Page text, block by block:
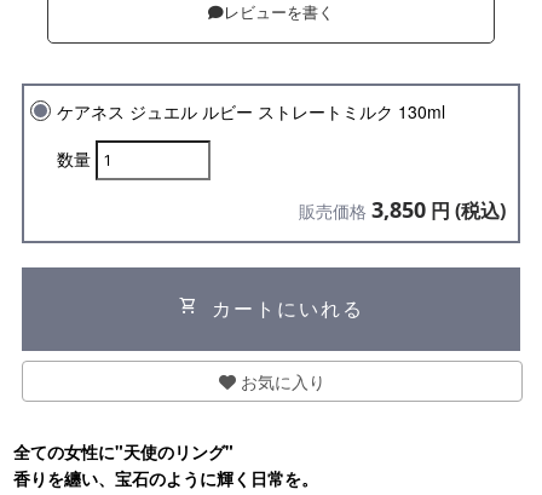
レビューを書く
ケアネス ジュエル ルビー ストレートミルク 130ml
数量
販売価格 3,850 円 (税込)
shopping_cart カートにいれる
お気に入り
全ての女性に"天使のリング"
香りを纏い、宝石のように輝く日常を。